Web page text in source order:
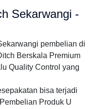
Sekarwangi -
pembelian di
Berskala Premium
Quality Control yang
bisa terjadi
Produk U